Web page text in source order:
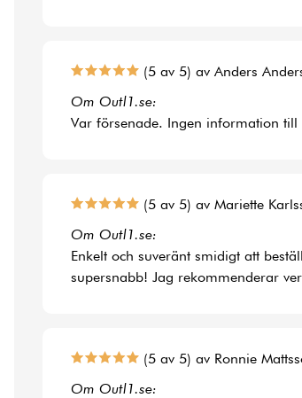
(5 av 5) av Anders
Om Outl1.se:
Var försenade. Ingen information till
(5 av 5) av Mariette
Om Outl1.se:
Enkelt och suveränt smidigt att
supersnabb! Jag rekommenderar
(5 av 5) av Ronnie
Om Outl1.se: